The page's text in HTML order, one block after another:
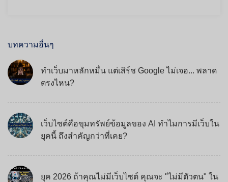
บทความอื่นๆ
ทำเว็บมาหลักหมื่น แต่เสิร์ช Google ไม่เจอ... พลาด
ตรงไหน?
เว็บไซต์คือขุมทรัพย์ข้อมูลของ AI ทำไมการมีเว็บใน
ยุคนี้ ถึงสำคัญกว่าที่เคย?
ยุค 2026 ถ้าคุณไม่มีเว็บไซต์ คุณจะ "ไม่มีตัวตน" ใน